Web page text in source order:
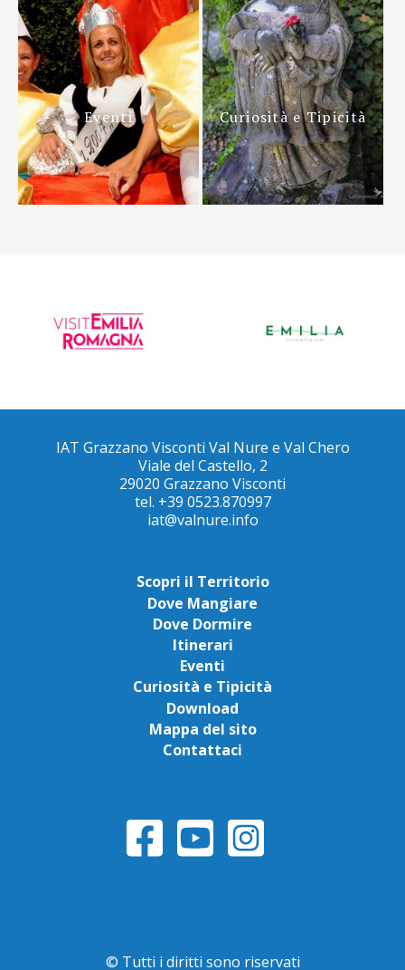
Eventi Curiosità e Tipicità
IAT Grazzano Visconti Val Nure e Val Chero
Viale del Castello, 2
29020 Grazzano Visconti
tel. +39 0523.870997
iat@valnure.info
Scopri il Territorio
Dove Mangiare
Dove Dormire
Itinerari
Eventi
Curiosità e Tipicità
Download
Mappa del sito
Contattaci
© Tutti i diritti sono riservati